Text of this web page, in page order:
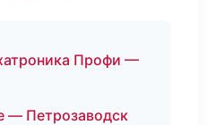
Профи —
— Петрозаводск